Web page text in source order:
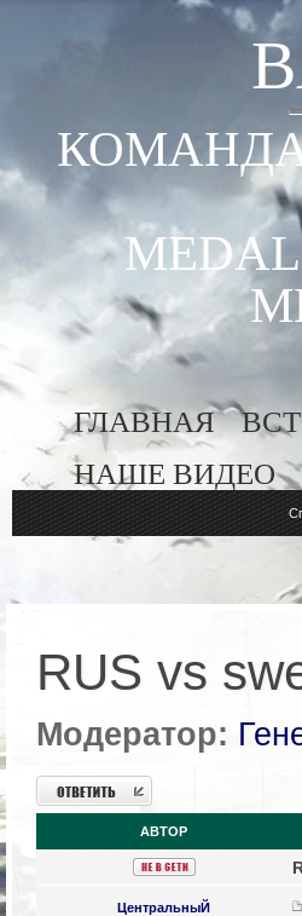
ГЛАВНАЯ
НАШЕ ВИДЕО
RUS vs
Модератор:
Ответить
АВТОР
ЦентральныЙ